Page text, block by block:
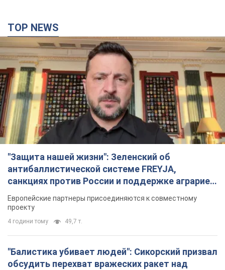
TOP NEWS
"Защита нашей жизни": Зеленский об
антибаллистической системе FREYJA,
санкциях против России и поддержке аграриев.
Видео
Европейские партнеры присоединяются к совместному
проекту
4 години тому 49,7 т.
"Балистика убивает людей": Сикорский призвал
обсудить перехват вражеских ракет над